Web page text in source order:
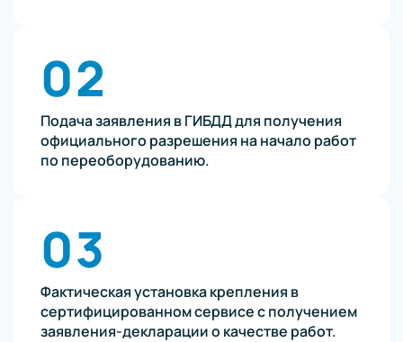
02
Подача заявления в ГИБДД для получения
официального разрешения на начало работ
по переоборудованию.
03
Фактическая установка крепления в
сертифицированном сервисе с получением
заявления-декларации о качестве работ.